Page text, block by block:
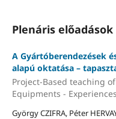
Plenáris előadások
A Gyártóberendezések
alapú oktatása –
Project-Based teaching
Equipments - Experiences
György CZIFRA, Péter